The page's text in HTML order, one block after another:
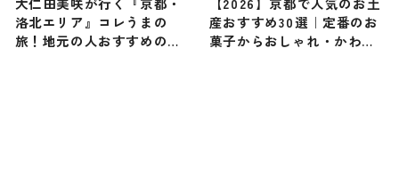
洛北エリア』コレうまの
旅！地元の人おすすめのご
産おすすめ30選｜定番のお
菓子からおしゃれ・かわい